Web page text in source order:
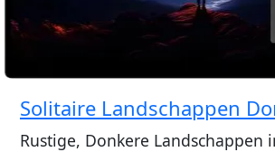
Solitaire Landschappen
Rustige, Donkere Landschappen